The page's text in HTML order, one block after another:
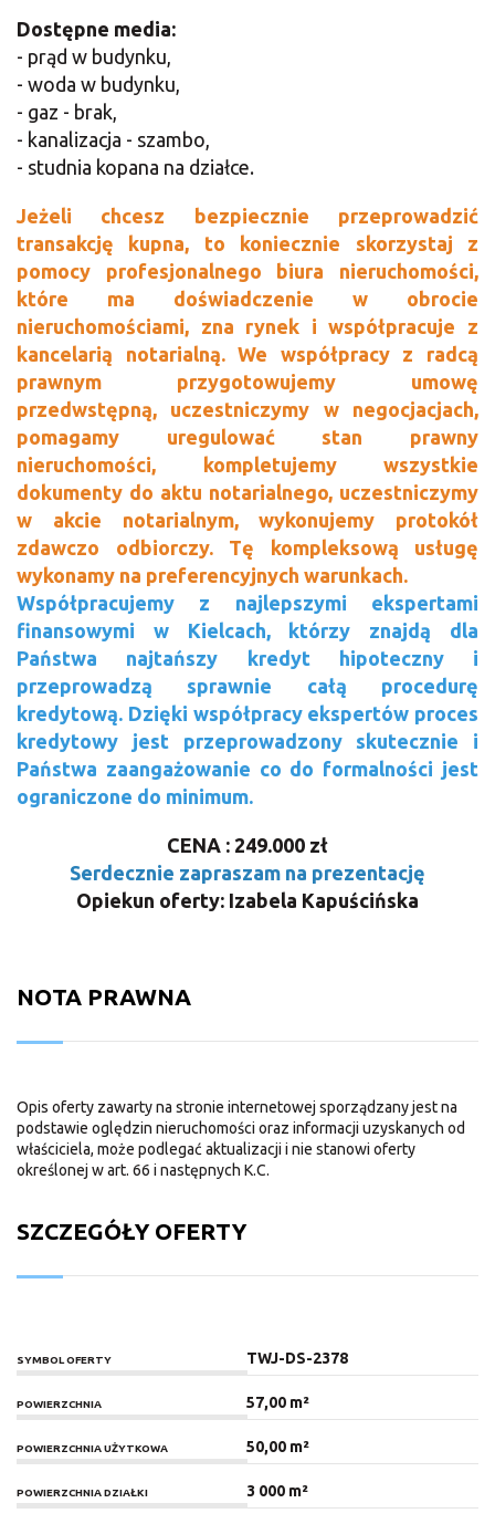
Dostępne media:
- prąd w budynku,
- woda w budynku,
- gaz - brak,
- kanalizacja - szambo,
- studnia kopana na działce.
Jeżeli chcesz bezpiecznie przeprowadzić
transakcję kupna, to koniecznie skorzystaj z
pomocy profesjonalnego biura nieruchomości,
które ma doświadczenie w obrocie
nieruchomościami, zna rynek i współpracuje z
kancelarią notarialną. We współpracy z radcą
prawnym przygotowujemy umowę
przedwstępną, uczestniczymy w negocjacjach,
pomagamy uregulować stan prawny
nieruchomości, kompletujemy wszystkie
dokumenty do aktu notarialnego, uczestniczymy
w akcie notarialnym, wykonujemy protokół
zdawczo odbiorczy. Tę kompleksową usługę
wykonamy na preferencyjnych warunkach.
Współpracujemy z najlepszymi ekspertami
finansowymi w Kielcach, którzy znajdą dla
Państwa najtańszy kredyt hipoteczny i
przeprowadzą sprawnie całą procedurę
kredytową. Dzięki współpracy ekspertów proces
kredytowy jest przeprowadzony skutecznie i
Państwa zaangażowanie co do formalności jest
ograniczone do minimum.
CENA : 249.000 zł
Serdecznie zapraszam na prezentację
Opiekun oferty: Izabela Kapuścińska
NOTA PRAWNA
Opis oferty zawarty na stronie internetowej sporządzany jest na
podstawie oględzin nieruchomości oraz informacji uzyskanych od
właściciela, może podlegać aktualizacji i nie stanowi oferty
określonej w art. 66 i następnych K.C.
SZCZEGÓŁY OFERTY
SYMBOL OFERTY TWJ-DS-2378
POWIERZCHNIA 57,00 m²
POWIERZCHNIA UŻYTKOWA 50,00 m²
POWIERZCHNIA DZIAŁKI 3 000 m²